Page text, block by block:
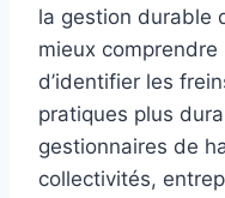
la gestion durable
mieux
d’identifier les
pratiques plus
gestionnaires de
collectivités,